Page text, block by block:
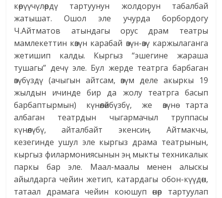
көрүүчүлөрдү тартуунун жолдорун табалбай
жатышат. Ошол эле учурда борбордогу
Ч.Айтматов атындагы орус драм театры
мамлекеттин көзүн карабай өзүн-өзү каржылаганга
жетишип калды. Кыргыз “эшегине жараша
тушагы” дечү эле. Бул жерде театрга барбаган
өзүбүздү (ачыгын айтсам, өзүм деле акыркы 19
жылдын ичинде бир да жолу театрга басып
барбаптырмын) күнөөлөйбүзбү, же өзүнө тарта
албаган театрдын чыгармачыл труппасы
күнөөлүбү, айталбайт экенсиң. Айтмакчы,
кезегинде ушул эле кыргыз драма театрынын,
кыргыз филармониясынын эң мыкты техникалык
паркы бар эле. Маал-маалы менен алыскы
айылдарга чейин жетип, катардагы обон-күүдөн,
татаал драмага чейин коюшуп өнөр тартуулап